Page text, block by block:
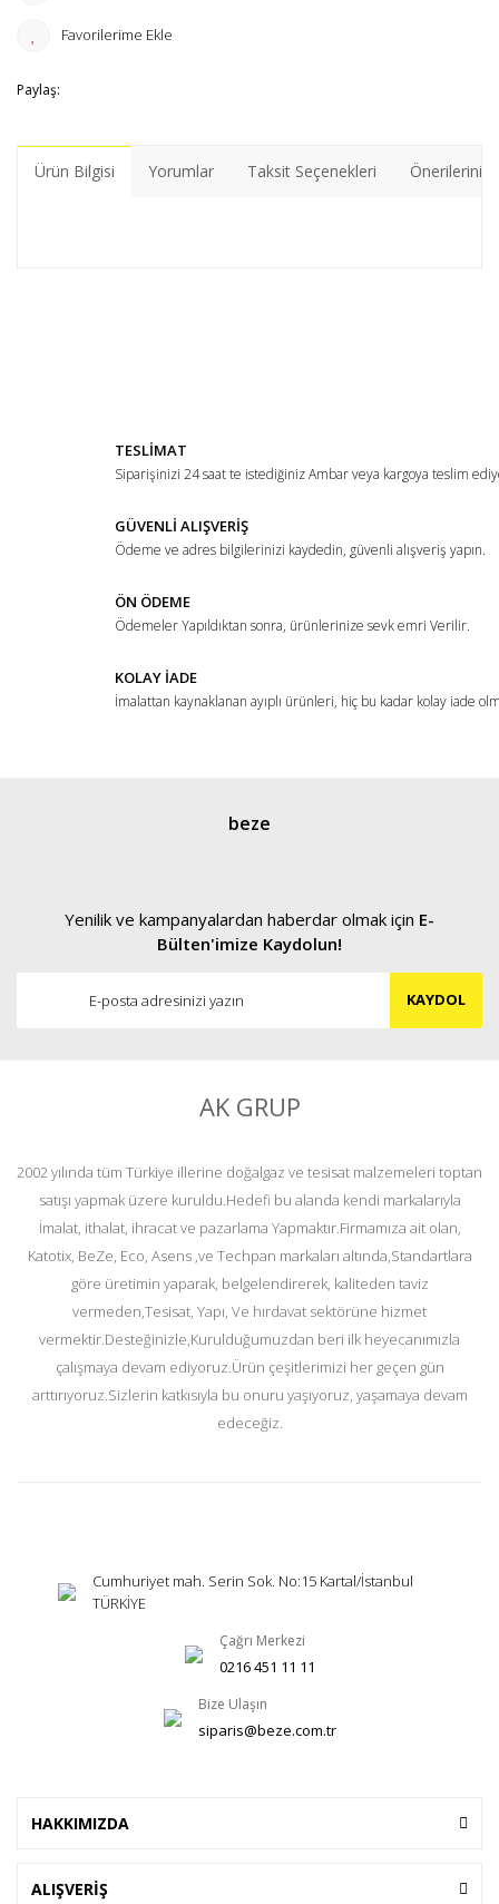
Paylaş:
Ürün Bilgisi Yorumlar Taksit Seçenekleri Önerileriniz
Ürün açıklamasında eksik bilgiler bulunuyor.
Ürün fiyatı diğer sitelerden daha pahalı.
Bu ürüne benzer farklı alternatifler olmalı.
Gönder
TESLİMAT
Siparişinizi 24 saat te istediğiniz Ambar veya kargoya teslim
GÜVENLİ ALIŞVERİŞ
Ödeme ve adres bilgilerinizi kaydedin, güvenli alışveriş yapın.
ÖN ÖDEME
Ödemeler Yapıldıktan sonra, ürünlerinize sevk emri Verilir.
KOLAY İADE
İmalattan kaynaklanan ayıplı ürünleri, hiç bu kadar kolay iade
beze
Yenilik ve kampanyalardan haberdar olmak için E-
Bülten'imize Kaydolun!
KAYDOL
AK GRUP
2002 yılında tüm Türkiye illerine doğalgaz ve tesisat malzemeleri toptan
satışı yapmak üzere kuruldu.Hedefi bu alanda kendi markalarıyla
İmalat, ithalat, ihracat ve pazarlama Yapmaktır.Firmamıza ait olan,
Katotix, BeZe, Eco, Asens ,ve Techpan markaları altında,Standartlara
göre üretimin yaparak, belgelendirerek, kaliteden taviz
vermeden,Tesisat, Yapı, Ve hırdavat sektörüne hizmet
vermektir.Desteğinizle,Kurulduğumuzdan beri ilk heyecanımızla
çalışmaya devam ediyoruz.Ürün çeşitlerimizi her geçen gün
arttırıyoruz.Sizlerin katkısıyla bu onuru yaşıyoruz, yaşamaya devam
edeceğiz.
Cumhuriyet mah. Serin Sok. No:15 Kartal/İstanbul
TÜRKİYE
Çağrı Merkezi
0216 451 11 11
Bize Ulaşın
siparis@beze.com.tr
HAKKIMIZDA
ALIŞVERİŞ